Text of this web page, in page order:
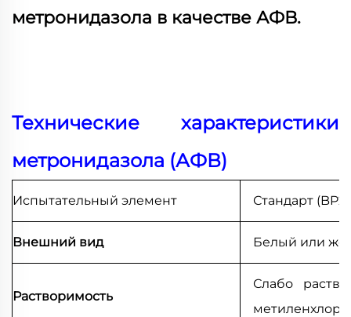
метронидазола в качестве АФВ.
Технические характеристики
метронидазола (АФВ)
Испытательный элемент Стандарт
Внешний вид Белый или
Растворимость
Слабо